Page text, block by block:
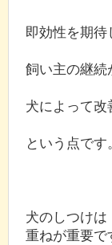
即効性を期待
飼い主の継続
犬によって改
という点です
犬のしつけは
重ねが重要で